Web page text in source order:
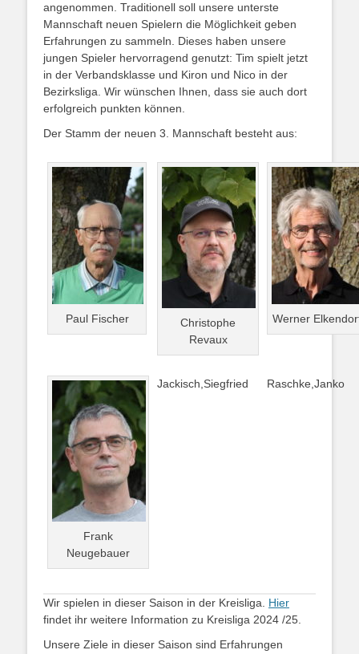
angenommen. Traditionell soll unsere unterste
Mannschaft neuen Spielern die Möglichkeit geben
Erfahrungen zu sammeln. Dieses haben unsere
jungen Spieler hervorragend genutzt: Tim spielt jetzt
in der Verbandsklasse und Kiron und Nico in der
Bezirksliga. Wir wünschen Ihnen, dass sie auch dort
erfolgreich punkten können.
Der Stamm der neuen 3. Mannschaft besteht aus:
Paul Fischer
Christophe
Revaux
Werner
Frank
Neugebauer
Jackisch,Siegfried Raschke,Janko
​Wir spielen in dieser Saison in der Kreisliga. Hier
findet ihr weitere Information zu Kreisliga 2024 /25.
Unsere Ziele in dieser Saison sind Erfahrungen